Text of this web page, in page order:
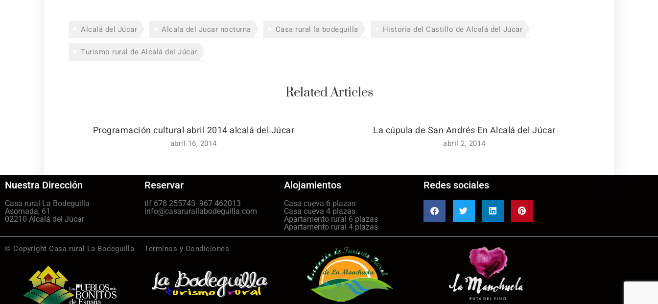
Alcalá del Júcar Alcala del Jucar nocturna Casa rural la bodeguilla Historia del Castillo de Alcalá del Júcar
Turismo rural de Alcalá del Júcar
Related Articles
Programación cultural abril 2014 alcalá del Júcar
abril 16, 2014
La cúpula de San Andrés En Alcalá del Júcar
abril 2, 2014
Nuestra Dirección
Casa rural La Bodeguilla
Asomada, 61
02210 Alcalá del Júcar
Reservar
tlf 678 255743- 967 462013
info@casarurallabodeguilla.com
Alojamientos
Casa cueva 6 plazas
Casa cueva 4 plazas
Apartamento rural 6 plazas
Apartamento rural 4 plazas
Redes sociales
© Copyright Casa rural La Bodeguilla Terminos y Condiciones